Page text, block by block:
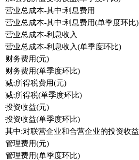
营业总成本-其中:利息费用
营业总成本-其中:利息费用(单季度环比)
营业总成本-利息收入
营业总成本-利息收入(单季度环比)
财务费用(元)
财务费用(单季度环比)
减:所得税费用(元)
减:所得税(单季度环比)
投资收益(元)
投资收益(单季度环比)
其中:对联营企业和合营企业的投资收益
管理费用(元)
管理费用(单季度环比)